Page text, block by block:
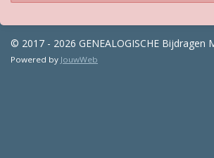
© 2017 - 2026 GENEALOGISCHE Bijdragen
Powered by JouwWeb